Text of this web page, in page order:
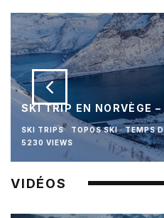
SKI TRIP EN NORVÈGE
SKI TRIPS TOPOS SKI · TEMPS
5230 VIEWS
VIDÉOS